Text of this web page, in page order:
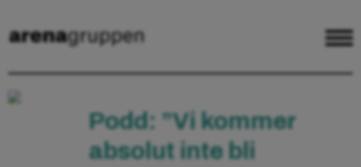
Podd: ”Vi kommer
absolut inte bli